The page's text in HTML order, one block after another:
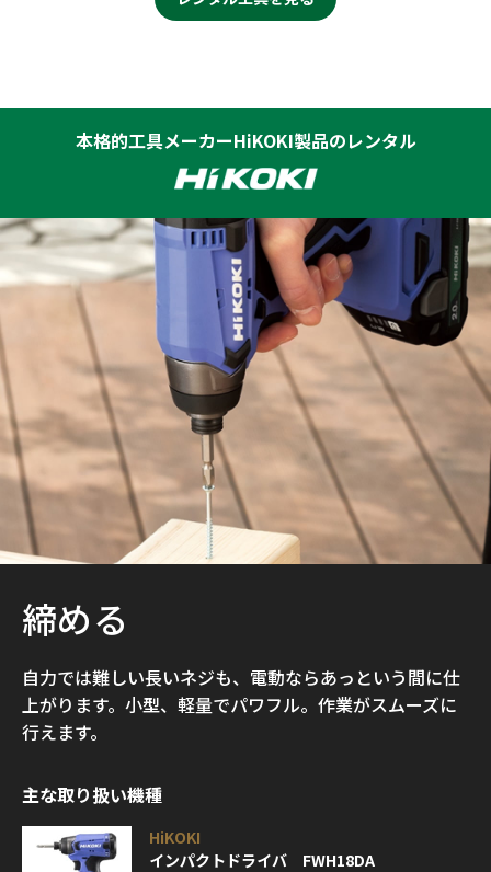
本格的工具メーカーHiKOKI製品のレンタル
締める
自力では難しい長いネジも、電動ならあっという間に仕
上がります。小型、軽量でパワフル。作業がスムーズに
行えます。
主な取り扱い機種
HiKOKI
インパクトドライバ FWH18DA